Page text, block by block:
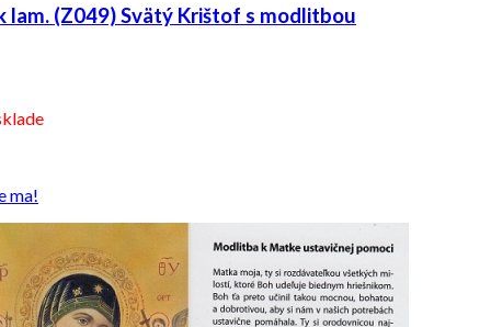
lam. (Z049) Svätý Krištof s modlitbou
ma!